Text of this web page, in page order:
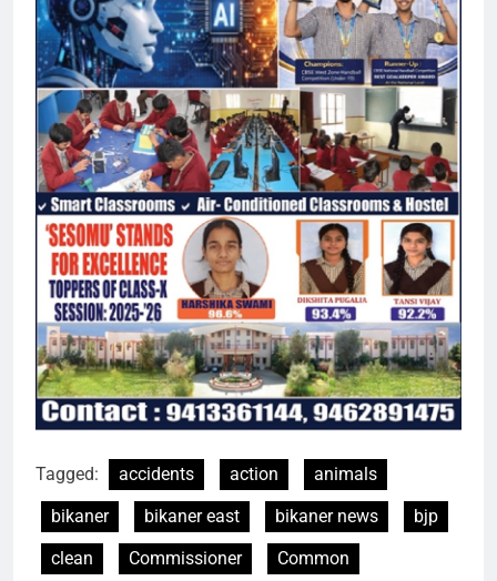
Tagged: accidents action
animals
bikaner
bikaner east bikaner news
bjp
clean
Commissioner
Common